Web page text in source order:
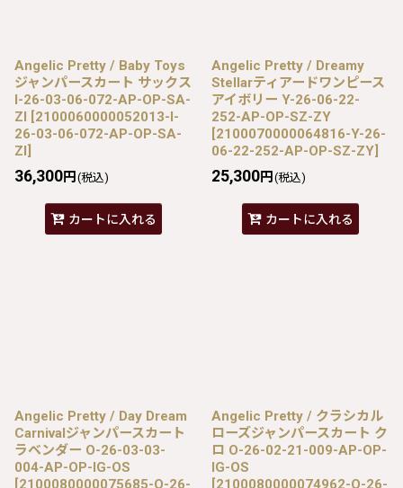
Angelic Pretty / Baby Toys
ジャンパースカート サックス
I-26-03-06-072-AP-OP-SA-
ZI [2100060000052013-I-
26-03-06-072-AP-OP-SA-
ZI]
36,300円 (税込)
カートに入れる
Angelic Pretty / Dreamy
Stellarティアードワンピース
アイボリー Y-26-06-22-
252-AP-OP-SZ-ZY
[2100070000064816-Y-26-
06-22-252-AP-OP-SZ-ZY]
25,300円 (税込)
カートに入れる
Angelic Pretty / Day Dream
Carnivalジャンパースカート
ラベンダー O-26-03-03-
004-AP-OP-IG-OS
[2100080000075685-O-26-
Angelic Pretty / クラシカル
ローズジャンパースカート ク
ロ O-26-02-21-009-AP-OP-
IG-OS
[2100080000074962-O-26-